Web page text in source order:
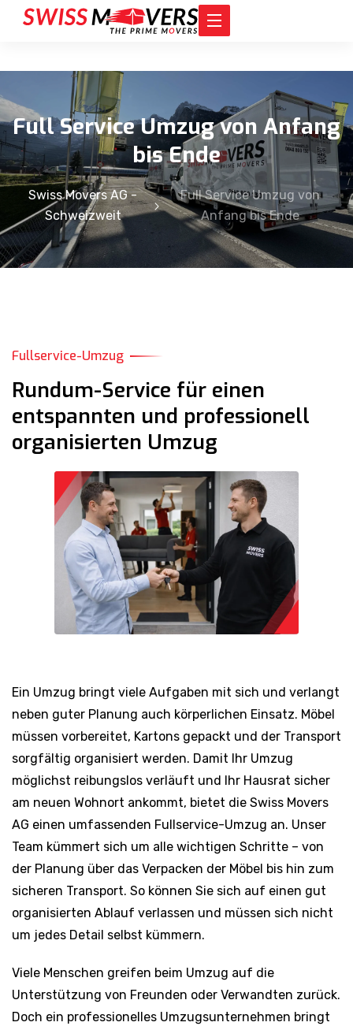
Full Service Umzug von Anfang
bis Ende
Swiss Movers AG -
Schweizweit
Full Service Umzug von
Anfang bis Ende
Fullservice-Umzug
Rundum-Service für einen
entspannten und professionell
organisierten Umzug
Ein Umzug bringt viele Aufgaben mit sich und verlangt
neben guter Planung auch körperlichen Einsatz. Möbel
müssen vorbereitet, Kartons gepackt und der Transport
sorgfältig organisiert werden. Damit Ihr Umzug
möglichst reibungslos verläuft und Ihr Hausrat sicher
am neuen Wohnort ankommt, bietet die Swiss Movers
AG einen umfassenden Fullservice-Umzug an. Unser
Team kümmert sich um alle wichtigen Schritte – von
der Planung über das Verpacken der Möbel bis hin zum
sicheren Transport. So können Sie sich auf einen gut
organisierten Ablauf verlassen und müssen sich nicht
um jedes Detail selbst kümmern.
Viele Menschen greifen beim Umzug auf die
Unterstützung von Freunden oder Verwandten zurück.
Doch ein professionelles Umzugsunternehmen bringt